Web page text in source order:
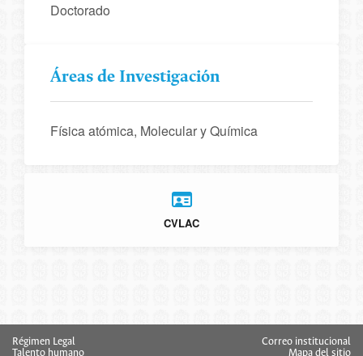
Doctorado
Áreas de Investigación
Física atómica, Molecular y Química
CVLAC
Régimen Legal
Talento humano
Correo institucional
Mapa del sitio